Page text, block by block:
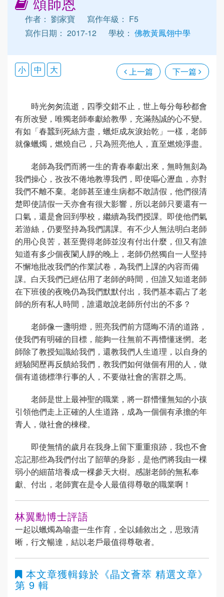
作者： 劉家寶
寫作年級： F5
寫作日期： 2017-12
學校： 佛教黃鳳翎中學
上一篇 下一篇
小 中 大
時光匆匆流逝，四季交錯不止，世上每分每秒都會
有所改變，唯獨老師奉獻給教學，充滿熱誠的心不變。
有如「春蠶到死絲方盡，蠟炬成灰淚始乾」一樣，老師
就像蠟燭，燃燒自己，只為照亮他人，直至燃燒淨盡。
老師為我們而將一生的青春奉獻出來，無時無刻為
我們操心，孜孜不倦地教導我們，即使嘔心瀝血，亦對
我們不離不棄。老師甚至連生病都不敢請假，他們很清
楚即使請假一天亦會有很大影響，所以老師只要還有一
口氣，還是會回到學校，繼續為我們授課。即使他們氣
若游絲，仍要堅持為我們講課。有不少人無法明白老師
的用心良苦，甚至覺得老師並沒有付出什麼，但又有誰
知道有多少個夜闌人靜的晚上，老師仍然獨自一人堅持
不懈地批改我們的作業試卷，為我們上課的內容而備
課。白天我們已經佔用了老師的時間，但誰又知道老師
在下班後的夜晚仍為我們默默付出，我們基本霸占了老
師的所有私人時間，誰還敢說老師所付出的不多？
老師像一盞明燈，照亮我們前方隱晦不清的道路，
使我們有明確的目標，能夠一往無前不再懵懂迷惘。老
師除了教授知識給我們，還教我們人生道理，以自身的
經驗閱歷再反饋給我們，教我們如何做個有用的人，做
個有道德標準行事的人，不要做社會的害群之馬。
老師是世上最神聖的職業，將一群懵懂無知的小孩
引領他們走上正確的人生道路，成為一個個有承擔的年
青人，做社會的棟樑。
即使無情的歲月在我身上留下重重痕跡，我也不會
忘記那些為我們付出了韶華的身影，是他們將我由一棵
弱小的細苗培養成一棵參天大樹。感謝老師的無私奉
獻、付出，老師實在是令人最值得尊敬的職業啊！
林翼勳博士評語
一起以蠟燭為喻盡一生作育，全以鋪敘出之，思致清
晰，行文暢達，結以老戶最值得尊敬者。
本文章獲輯錄於 《晶文薈萃 精選文章》
第 9 輯